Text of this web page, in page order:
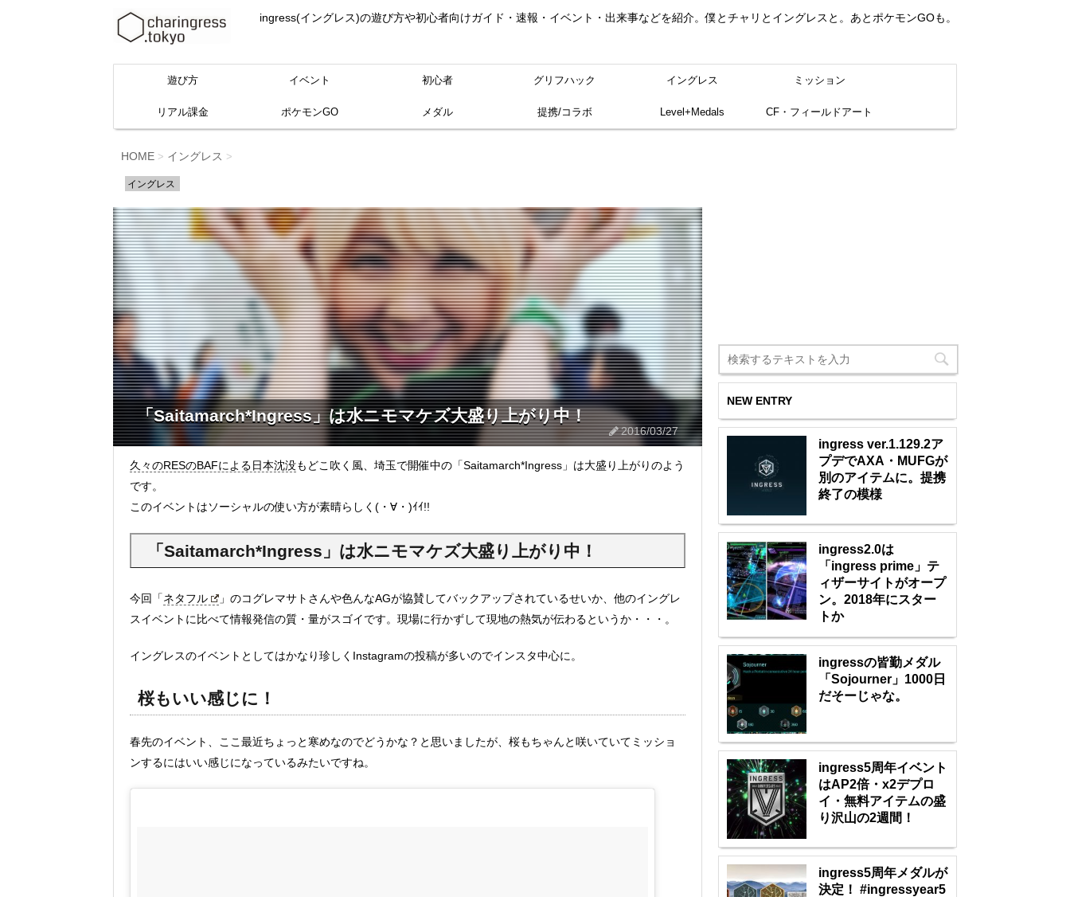
ingress(イングレス)の遊び方や初心者向けガイド・速報・イベント・出来事などを紹介。僕とチャリとイングレスと。あとポケモンGOも。
遊び方 イベント 初心者 グリフハック イングレス ミッション
リアル課金 ポケモンGO メダル 提携/コラボ Level+Medals CF・フィールドアート
HOME > イングレス >
イングレス
「Saitamarch*Ingress」は水ニモマケズ大盛り上がり中！
2016/03/27
久々のRESのBAFによる日本沈没もどこ吹く風、埼玉で開催中の「Saitamarch*Ingress」は大盛り上がりのよう
です。
このイベントはソーシャルの使い方が素晴らしく(・∀・)ｲｲ!!
「Saitamarch*Ingress」は水ニモマケズ大盛り上がり中！
今回「ネタフル
」のコグレマサトさんや色んなAGが協賛してバックアップされているせいか、他のイングレ
スイベントに比べて情報発信の質・量がスゴイです。現場に行かずして現地の熱気が伝わるというか・・・。
イングレスのイベントとしてはかなり珍しくInstagramの投稿が多いのでインスタ中心に。
桜もいい感じに！
春先のイベント、ここ最近ちょっと寒めなのでどうかな？と思いましたが、桜もちゃんと咲いていてミッショ
ンするにはいい感じになっているみたいですね。
NEW ENTRY
ingress ver.1.129.2ア
プデでAXA・MUFGが
別のアイテムに。提携
終了の模様
ingress2.0は
「ingress prime」テ
ィザーサイトがオープ
ン。2018年にスター
トか
ingressの皆勤メダル
「Sojourner」1000日
だそーじゃな。
ingress5周年イベント
はAP2倍・x2デプロ
イ・無料アイテムの盛
り沢山の2週間！
ingress5周年メダルが
決定！ #ingressyear5